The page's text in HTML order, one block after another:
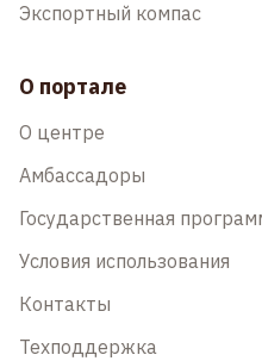
Экспортный компас
О портале
О центре
Амбассадоры
Государственная
Условия использования
Контакты
Техподдержка